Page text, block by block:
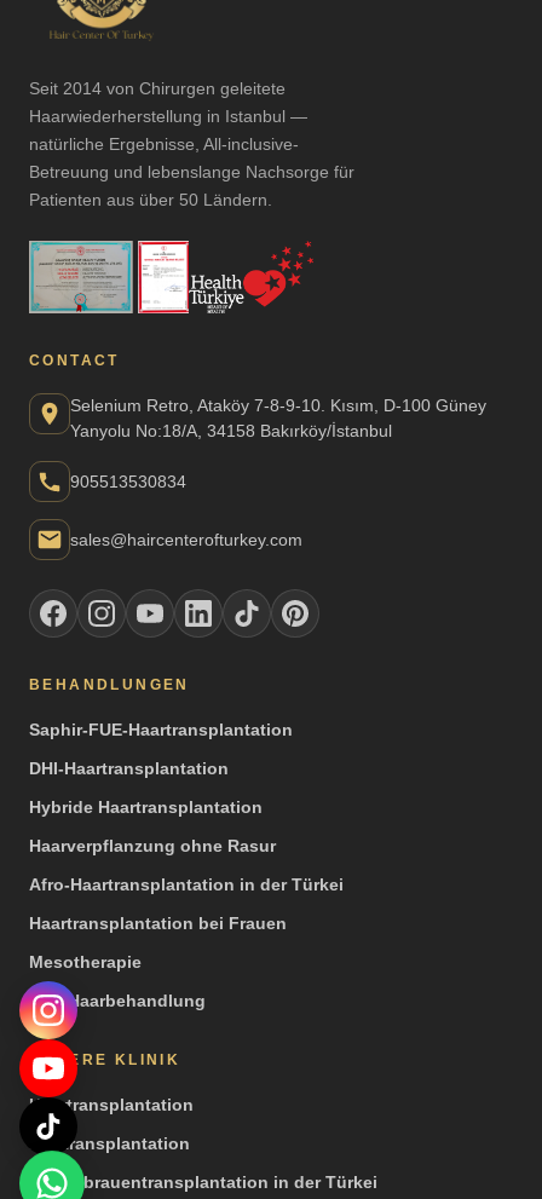
Seit 2014 von Chirurgen geleitete
Haarwiederherstellung in Istanbul —
natürliche Ergebnisse, All-inclusive-
Betreuung und lebenslange Nachsorge für
Patienten aus über 50 Ländern.
CONTACT
Selenium Retro, Ataköy 7-8-9-10. Kısım, D-100 Güney
Yanyolu No:18/A, 34158 Bakırköy/İstanbul
905513530834
sales@haircenterofturkey.com
BEHANDLUNGEN
Saphir-FUE-Haartransplantation
DHI-Haartransplantation
Hybride Haartransplantation
Haarverpflanzung ohne Rasur
Afro-Haartransplantation in der Türkei
Haartransplantation bei Frauen
Mesotherapie
PRP Haarbehandlung
UNSERE KLINIK
Haartransplantation
Barttransplantation
Augenbrauentransplantation in der Türkei